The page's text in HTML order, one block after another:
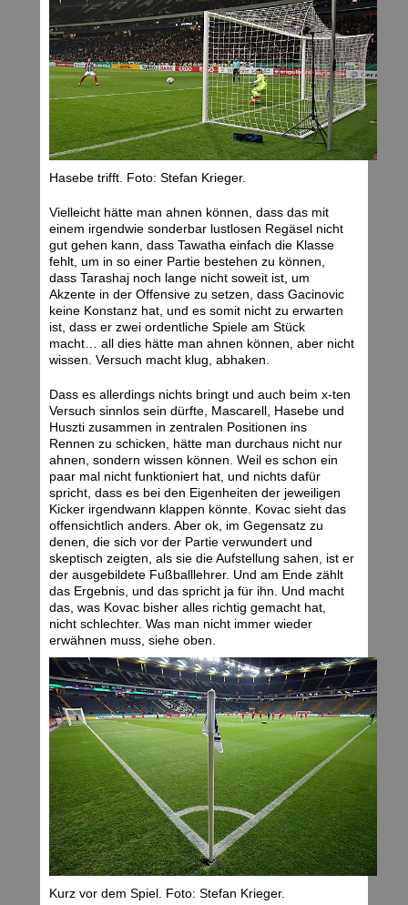
Hasebe trifft. Foto: Stefan Krieger.
Vielleicht hätte man ahnen können, dass das mit
einem irgendwie sonderbar lustlosen Regäsel nicht
gut gehen kann, dass Tawatha einfach die Klasse
fehlt, um in so einer Partie bestehen zu können,
dass Tarashaj noch lange nicht soweit ist, um
Akzente in der Offensive zu setzen, dass Gacinovic
keine Konstanz hat, und es somit nicht zu erwarten
ist, dass er zwei ordentliche Spiele am Stück
macht… all dies hätte man ahnen können, aber nicht
wissen. Versuch macht klug, abhaken.
Dass es allerdings nichts bringt und auch beim x-ten
Versuch sinnlos sein dürfte, Mascarell, Hasebe und
Huszti zusammen in zentralen Positionen ins
Rennen zu schicken, hätte man durchaus nicht nur
ahnen, sondern wissen können. Weil es schon ein
paar mal nicht funktioniert hat, und nichts dafür
spricht, dass es bei den Eigenheiten der jeweiligen
Kicker irgendwann klappen könnte. Kovac sieht das
offensichtlich anders. Aber ok, im Gegensatz zu
denen, die sich vor der Partie verwundert und
skeptisch zeigten, als sie die Aufstellung sahen, ist er
der ausgebildete Fußballlehrer. Und am Ende zählt
das Ergebnis, und das spricht ja für ihn. Und macht
das, was Kovac bisher alles richtig gemacht hat,
nicht schlechter. Was man nicht immer wieder
erwähnen muss, siehe oben.
Kurz vor dem Spiel. Foto: Stefan Krieger.